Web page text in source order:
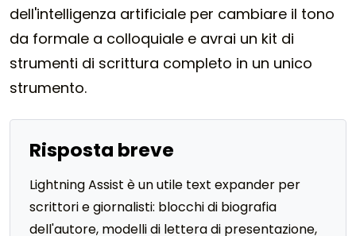
dell'intelligenza artificiale per cambiare il tono
da formale a colloquiale e avrai un kit di
strumenti di scrittura completo in un unico
strumento.
Risposta breve
Lightning Assist è un utile text expander per
scrittori e giornalisti: blocchi di biografia
dell'autore, modelli di lettera di presentazione,